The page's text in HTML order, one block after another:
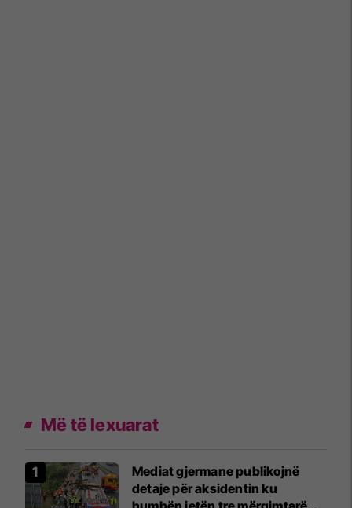
Më të lexuarat
Mediat gjermane publikojnë
detaje për aksidentin ku